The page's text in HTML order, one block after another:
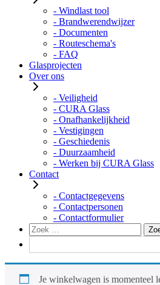
- Windlast tool
- Brandwerendwijzer
- Documenten
- Routeschema's
- FAQ
Glasprojecten
Over ons
- Veiligheid
- CURA Glass
- Onafhankelijkheid
- Vestigingen
- Geschiedenis
- Duurzaamheid
- Werken bij CURA Glass
Contact
- Contactgegevens
- Contactpersonen
- Contactformulier
Zoeken
naar:
Je winkelwagen is momenteel